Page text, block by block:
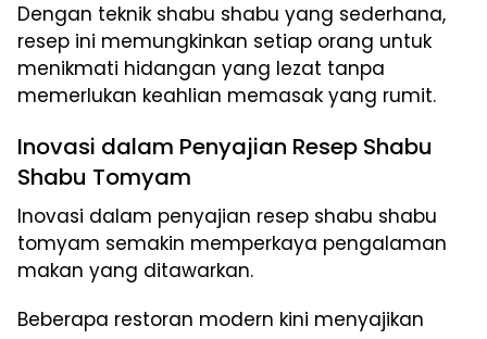
Dengan teknik shabu shabu yang sederhana,
resep ini memungkinkan setiap orang untuk
menikmati hidangan yang lezat tanpa
memerlukan keahlian memasak yang rumit.
Inovasi dalam Penyajian Resep Shabu
Shabu Tomyam
Inovasi dalam penyajian resep shabu shabu
tomyam semakin memperkaya pengalaman
makan yang ditawarkan.
Beberapa restoran modern kini menyajikan